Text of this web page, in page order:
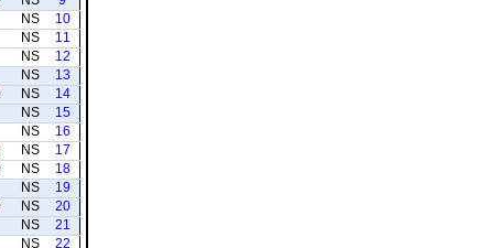
10
NS
11
NS
12
NS
13
NS
14
NS
15
NS
16
NS
17
NS
18
NS
19
NS
20
NS
21
NS
22
NS